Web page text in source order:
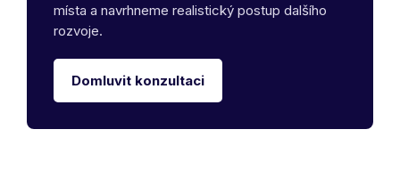
místa a navrhneme realistický postup dalšího
rozvoje.
Domluvit konzultaci